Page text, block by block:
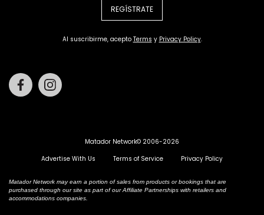
REGÍSTRATE
Al suscribirme, acepto Terms y Privacy Policy.
Facebook
Matador Network© 2006-2026
Advertise With Us
Terms of Service Privacy Policy
Matador Network may earn a portion of sales from products or bookings that are
purchased through our site as part of our Affiliate Partnerships with retailers and
accommodations companies.